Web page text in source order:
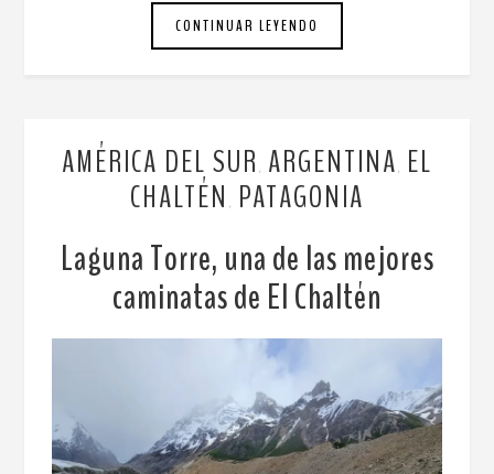
CONTINUAR LEYENDO
AMÉRICA DEL SUR ARGENTINA EL
CHALTÉN PATAGONIA
Laguna Torre, una de las mejores
caminatas de El Chaltén